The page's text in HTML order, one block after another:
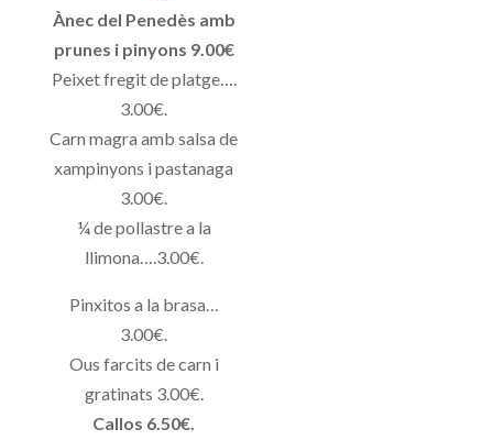
Ànec del Penedès amb
prunes i pinyons 9.00€
Peixet fregit de platge….
3.00€.
Carn magra amb salsa de
xampinyons i pastanaga
3.00€.
¼ de pollastre a la
llimona….3.00€.
Pinxitos a la brasa…
3.00€.
Ous farcits de carn i
gratinats 3.00€.
Callos 6.50€.